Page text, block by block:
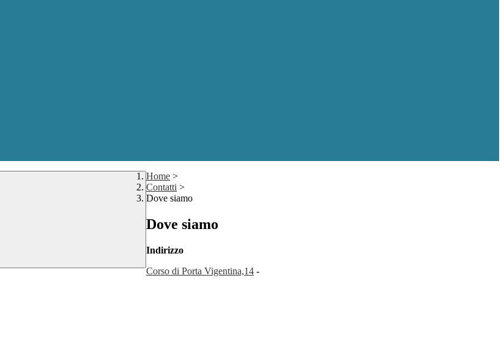
Home >
Contatti >
Dove siamo
Dove siamo
Indirizzo
Corso di Porta Vigentina,14 -